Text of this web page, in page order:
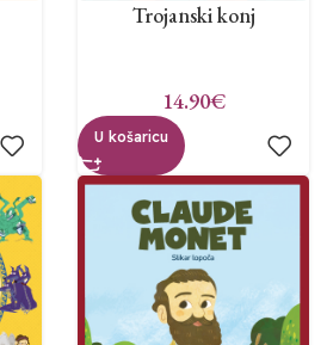
Trojanski konj
14.90€
U košaricu